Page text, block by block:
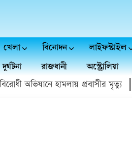
খেলা বিনোদন লাইফস্টাইল
দুর্ঘটনা রাজধানী অস্ট্রোলিয়া
অভিযানে হামলায় প্রবাসীর মৃত্যু